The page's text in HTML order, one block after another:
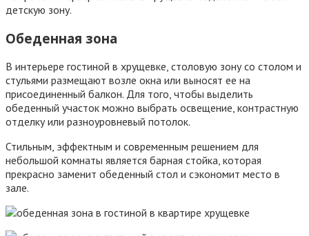
детскую зону.
Обеденная зона
В интерьере гостиной в хрущевке, столовую зону со столом и
стульями размещают возле окна или выносят ее на
присоединенный балкон. Для того, чтобы выделить
обеденный участок можно выбрать освещение, контрастную
отделку или разноуровневый потолок.
Стильным, эффектным и современным решением для
небольшой комнаты является барная стойка, которая
прекрасно заменит обеденный стол и сэкономит место в
зале.